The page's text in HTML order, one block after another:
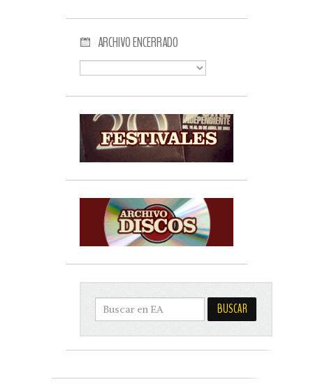
ARCHIVO ENCERRADO